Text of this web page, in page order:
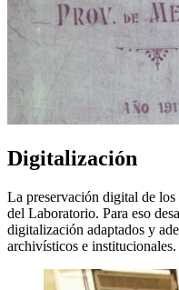
Digitalización
La preservación digital de
del Laboratorio. Para eso
digitalización adaptados y
archivísticos e institucionales.